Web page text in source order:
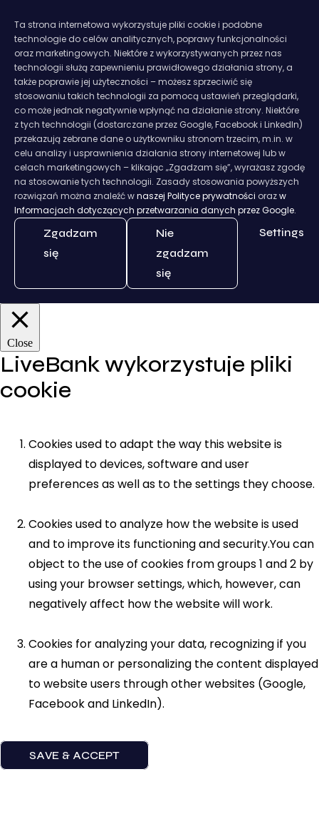
Ta strona internetowa wykorzystuje pliki cookie i podobne
technologie do celów analitycznych, poprawy funkcjonalności
oraz marketingowych. Niektóre z wykorzystywanych przez nas
technologii służą zapewnieniu prawidłowego działania strony, a
także poprawie jej użyteczności – możesz sprzeciwić się
stosowaniu takich technologii za pomocą ustawień przeglądarki,
co może jednak negatywnie wpłynąć na działanie strony. Niektóre
z tych technologii (dostarczane przez Google, Facebook i LinkedIn)
przekazują zebrane dane o użytkowniku stronom trzecim, m.in. w
celu analizy i usprawnienia działania strony internetowej lub w
celach marketingowych – klikając „Zgadzam się”, wyrażasz zgodę
na stosowanie tych technologii. Zasady stosowania powyższych
rozwiązań można znaleźć wnaszej Polityce prywatności orazw
Informacjach dotyczących przetwarzania danych przez Google.
Zgadzam
się
Nie
zgadzam
się
Settings
Close
LiveBank wykorzystuje pliki
cookie
Cookies used to adapt the way this website is
displayed to devices, software and user
preferences as well as to the settings they choose.
Cookies used to analyze how the website is used
and to improve its functioning and security.You can
object to the use of cookies from groups 1 and 2 by
using your browser settings, which, however, can
negatively affect how the website will work.
Cookies for analyzing your data, recognizing if you
are a human or personalizing the content displayed
to website users through other websites (Google,
Facebook and LinkedIn).
SAVE & ACCEPT